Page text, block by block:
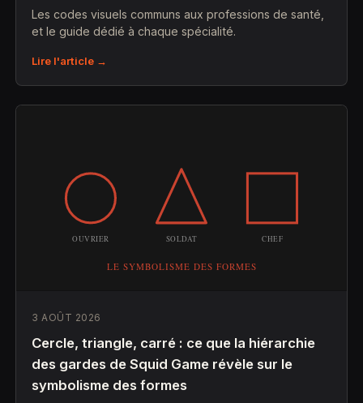
Les codes visuels communs aux professions de santé,
et le guide dédié à chaque spécialité.
Lire l'article →
3 AOÛT 2026
Cercle, triangle, carré : ce que la hiérarchie
des gardes de Squid Game révèle sur le
symbolisme des formes